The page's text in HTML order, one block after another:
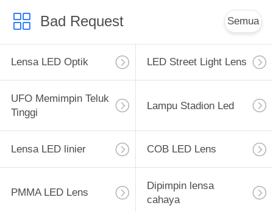
Bad Request Semua
Lensa LED Optik LED Street Light Lens
UFO Memimpin Teluk
Tinggi
Lampu Stadion Led
Lensa LED linier COB LED Lens
PMMA LED Lens
Dipimpin lensa
cahaya